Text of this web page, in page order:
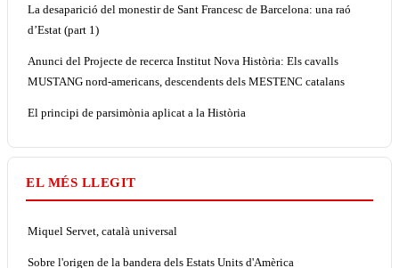
La desaparició del monestir de Sant Francesc de Barcelona: una raó
d’Estat (part 1)
Anunci del Projecte de recerca Institut Nova Història: Els cavalls
MUSTANG nord-americans, descendents dels MESTENC catalans
El principi de parsimònia aplicat a la Història
EL MÉS LLEGIT
Miquel Servet, català universal
Sobre l'origen de la bandera dels Estats Units d'Amèrica